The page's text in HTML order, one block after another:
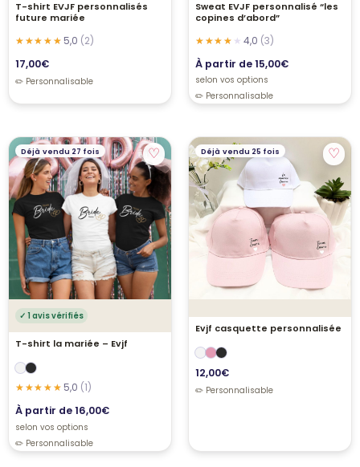
T-shirt EVJF personnalisés
future mariée
5,0 (2)
17,00€
Sweat EVJF personnalisé “les
copines d’abord”
4,0 (3)
À partir de15,00€
selon vos options
Déjà vendu 27 fois ♡
✓ 1 avis vérifiés
T-shirt la mariée – Evjf
5,0 (1)
À partir de16,00€
selon vos options
Déjà vendu 25 fois ♡
Evjf casquette personnalisée
12,00€